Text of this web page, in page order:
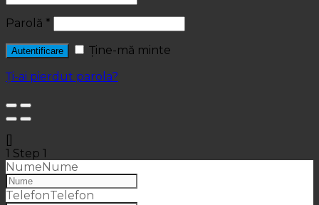
Parolă *
Autentificare
Ține-mă minte
Ți-ai pierdut parola?
[]
1 Step 1
NumeNume
TelefonTelefon